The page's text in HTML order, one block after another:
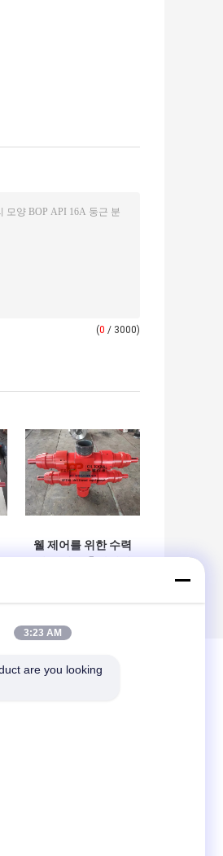
(0 / 3000)
웰 제어를 위한 수력
3:23 AM
are you looking